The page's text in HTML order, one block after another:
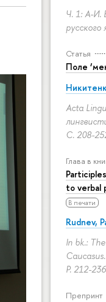
Ч. 1: А-И.
Статья
Поле
Acta
С. 208-
Глава в
to verbal
В печати
Rudnev,
In bk.:
P. 212-
Препринт